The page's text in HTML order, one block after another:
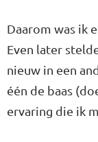
Daarom was ik
Even later
nieuw in een
één de baas
ervaring die ik